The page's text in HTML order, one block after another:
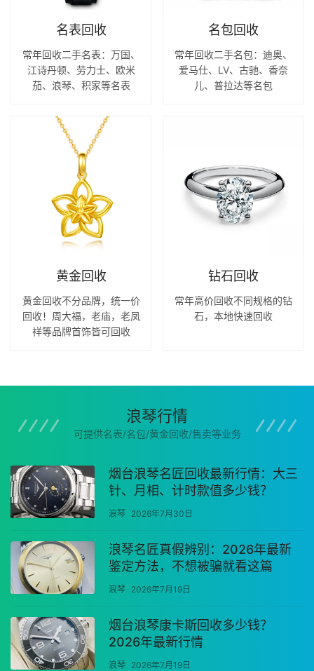
名表回收
常年回收二手名表：万国、
江诗丹顿、劳力士、欧米
茄、浪琴、积家等名表
名包回收
常年回收二手名包：迪奥、
爱马仕、LV、古驰、香奈
儿、普拉达等名包
黄金回收
黄金回收不分品牌，统一价
回收！周大福，老庙，老凤
祥等品牌首饰皆可回收
钻石回收
常年高价回收不同规格的钻
石，本地快速回收
浪琴行情
可提供名表/名包/黄金回收/售卖等业务
烟台浪琴名匠回收最新行情：大三
针、月相、计时款值多少钱？
浪琴 2026年7月30日
浪琴名匠真假辨别：2026年最新
鉴定方法，不想被骗就看这篇
浪琴 2026年7月19日
烟台浪琴康卡斯回收多少钱？
2026年最新行情
浪琴 2026年7月19日